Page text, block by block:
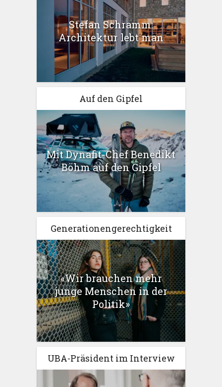
Stefan Schramm:
Architektur lebt man
Auf den Gipfel
Mit Dynafit-Chef Benedikt
Böhm auf den Gipfel
Generationengerechtigkeit
«Wir brauchen mehr
junge Menschen in der
Politik»
UBA-Präsident im Interview